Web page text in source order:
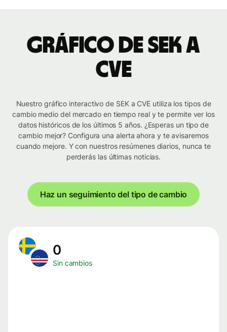
Gráfico de SEK a
CVE
Nuestro gráfico interactivo de SEK a CVE utiliza los tipos de
cambio medio del mercado en tiempo real y te permite ver los
datos históricos de los últimos 5 años. ¿Esperas un tipo de
cambio mejor? Configura una alerta ahora y te avisaremos
cuando mejore. Y con nuestros resúmenes diarios, nunca te
perderás las últimas noticias.
Haz un seguimiento del tipo de cambio
0
Sin cambios